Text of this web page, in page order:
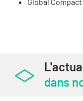
dans